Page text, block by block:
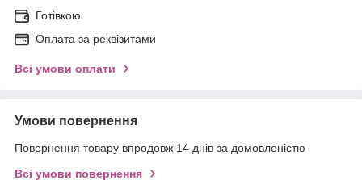
Готівкою
Оплата за реквізитами
Всі умови оплати
Умови повернення
Повернення товару впродовж 14 днів за домовленістю
Всі умови повернення